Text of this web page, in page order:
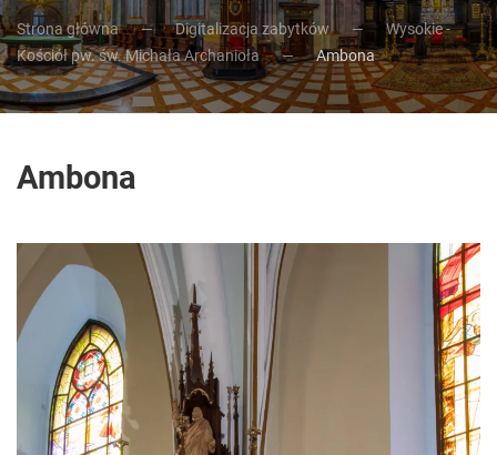
Strona główna Digitalizacja zabytków
Wysokie -
Kościół pw. św. Michała Archanioła
Ambona
Ambona